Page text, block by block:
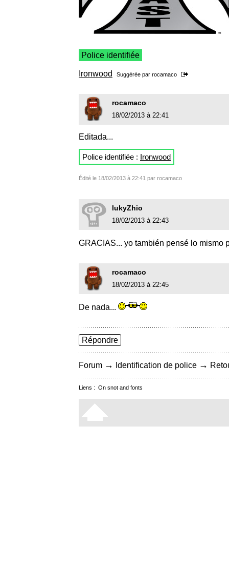
Police identifiée
Ironwood Suggérée par rocamaco
rocamaco
18/02/2013 à 22:41
Editada...
Police identifiée : Ironwood
Édité le 18/02/2013 à 22:41 par rocamaco
lukyZhio
18/02/2013 à 22:43
GRACIAS... yo también pensé lo mismo
rocamaco
18/02/2013 à 22:45
De nada...
Répondre
Forum → Identification de police →
Liens : On snot and fonts